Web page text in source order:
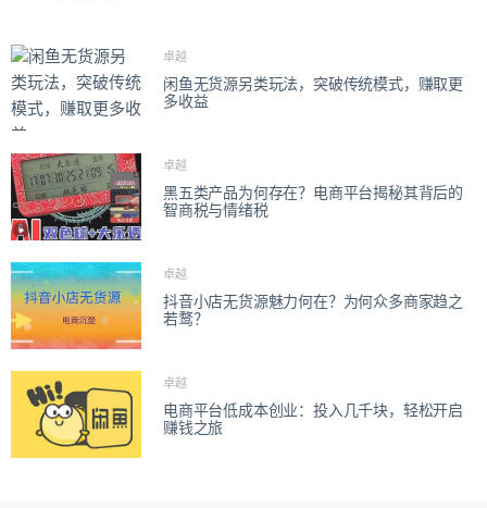
卓越
闲鱼无货源另类玩法，突破传统模式，赚取更
多收益
卓越
黑五类产品为何存在？电商平台揭秘其背后的
智商税与情绪税
卓越
抖音小店无货源魅力何在？为何众多商家趋之
若鹜？
卓越
电商平台低成本创业：投入几千块，轻松开启
赚钱之旅